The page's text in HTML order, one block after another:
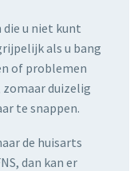
u niet kunt
als u bang
of problemen
duizelig
te snappen.
de huisarts
dan kan er